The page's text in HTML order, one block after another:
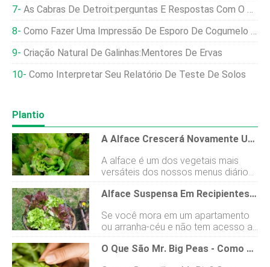
As Cabras De Detroit:perguntas E Respostas Com O Agricultor Urbano Bilionário Mark Spitznagel
Como Fazer Uma Impressão De Esporo De Cogumelo Passo A Passo
Criação Natural De Galinhas:Mentores De Ervas
Como Interpretar Seu Relatório De Teste De Solos
Plantio
A Alface Crescerá Novamente Uma Vez Cortada? 3 Maneiras De Colher Alface
A alface é um dos vegetais mais
versáteis dos nossos menus diários
– é difícil imaginar uma refeição sem
uma salada a acompanhar. Então,
suprimento contínuo dessas lindas
folhas verdes? A alface se regenera
após a colheita e, em caso
afirmativo, por quanto tempo
continua cultivando? Este artigo
Alface Suspensa Em Recipientes:como Fazer Uma Cesta De Alface Suspensa
Se você mora em um apartamento
ou arranha-céu e não tem acesso a
uma área de jardinagem, você pode
pensar que sua única opção para O Que São Mr. Big Peas - Como Cultivar Mr. Big Peas Em Jardins